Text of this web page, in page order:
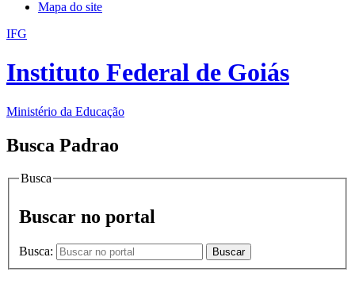
Mapa do site
IFG
Instituto Federal de Goiás
Ministério da Educação
Busca Padrao
Busca
Buscar no portal
Busca: Buscar